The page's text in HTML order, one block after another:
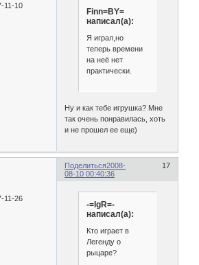
11-10
Finn=BY=
написал(а):
Я играл,но
теперь времени
на неё нет
практически.
Ну и как тебе игрушка? Мне
так очень понравилась, хоть
и не прошел ее еще)
Поделиться 17
2008-
08-10 00:40:36
11-26
-=IgR=-
написал(а):
Кто играет в
Легенду о
рыцаре?